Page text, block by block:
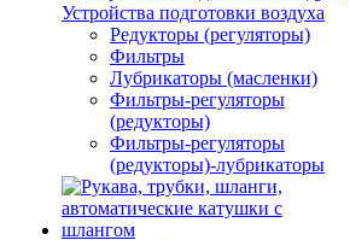
Устройства подготовки воздуха
Редукторы (регуляторы)
Фильтры
Лубрикаторы (масленки)
Фильтры-регуляторы
(редукторы)
Фильтры-регуляторы
(редукторы)-лубрикаторы